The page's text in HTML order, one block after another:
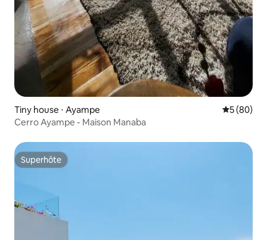
Tiny house ⋅ Ayampe
5 (80)
Cerro Ayampe - Maison Manaba
Superhôte
Superhôte